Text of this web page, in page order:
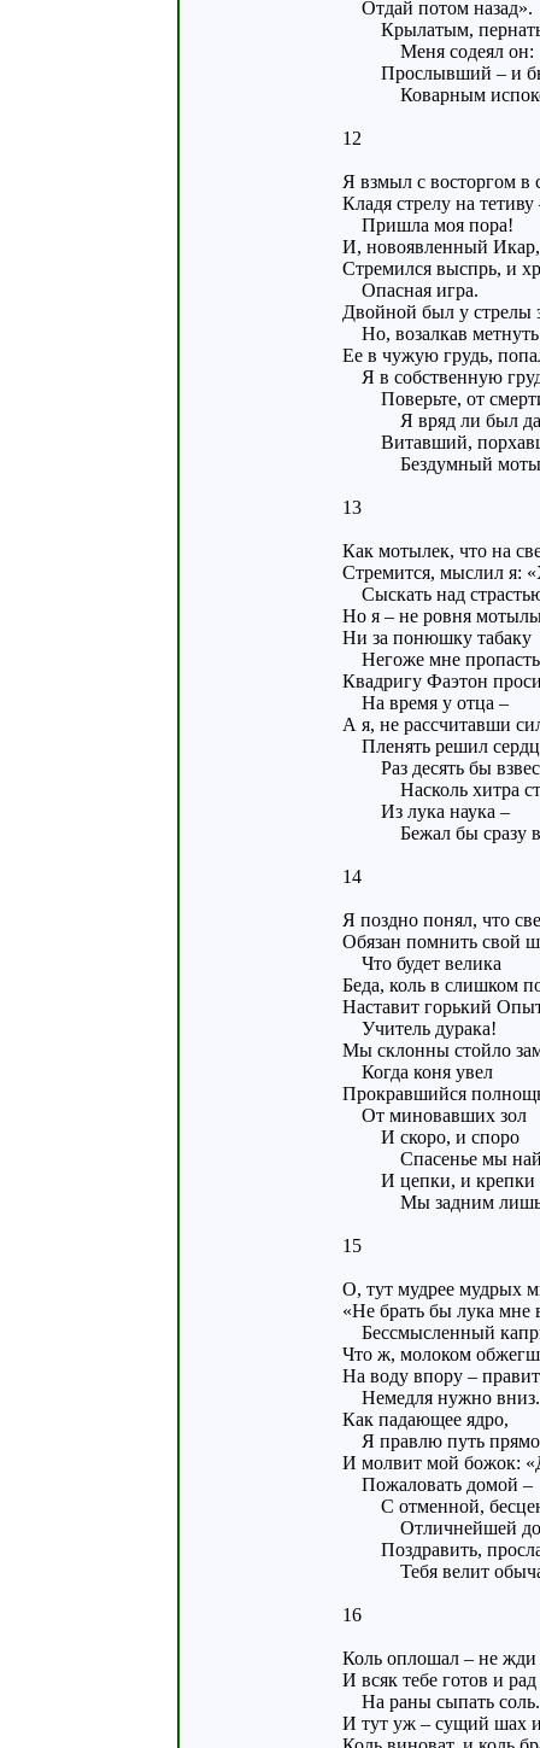
Отдай потом назад».
Крылатым,
Меня содеял он:
Прослывший – и
Коварным
12
Я взмыл с восторгом в
Кладя стрелу на тетиву
Пришла моя пора!
И, новоявленный Икар,
Стремился выспрь, и
Опасная игра.
Двойной был у стрелы
Но, возалкав метнуть
Ее в чужую грудь,
Я в собственную
Поверьте, от
Я вряд ли был
Витавший,
Бездумный
13
Как мотылек, что на
Стремится, мыслил я:
Сыскать над
Но я – не ровня
Ни за понюшку табаку
Негоже мне
Квадригу Фаэтон
На время у отца –
А я, не рассчитавши
Пленять решил
Раз десять бы
Насколь хитра
Из лука наука –
Бежал бы сразу
14
Я поздно понял, что
Обязан помнить свой
Что будет велика
Беда, коль в слишком
Наставит горький
Учитель дурака!
Мы склонны стойло
Когда коня увел
Прокравшийся
От миновавших зол
И скоро, и споро
Спасенье мы
И цепки, и крепки
Мы задним лишь
15
О, тут мудрее мудрых
«Не брать бы лука мне
Бессмысленный
Что ж, молоком
На воду впору –
Немедля нужно вниз.
Как падающее ядро,
Я правлю путь
И молвит мой божок:
Пожаловать домой –
С отменной,
Отличнейшей
Поздравить,
Тебя велит
16
Коль оплошал – не жди
И всяк тебе готов и рад
На раны сыпать соль.
И тут уж – сущий шах